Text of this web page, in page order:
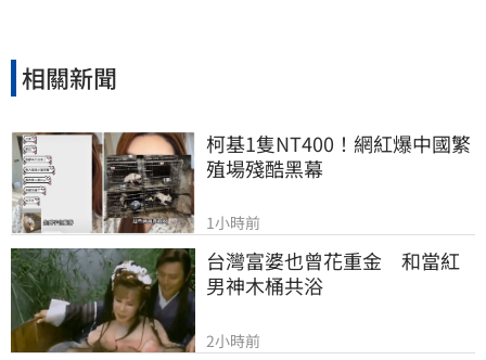
相關新聞
柯基1隻NT400！網紅爆中國繁
殖場殘酷黑幕
1小時前
台灣富婆也曾花重金　和當紅
男神木桶共浴
2小時前